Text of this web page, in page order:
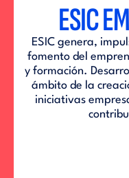
ESIC
ESIC genera,
fomento del
y formación.
ámbito de la
iniciativas